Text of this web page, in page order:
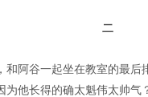
二
阿谷一起坐在教室的最
他长得的确太魁伟太帅